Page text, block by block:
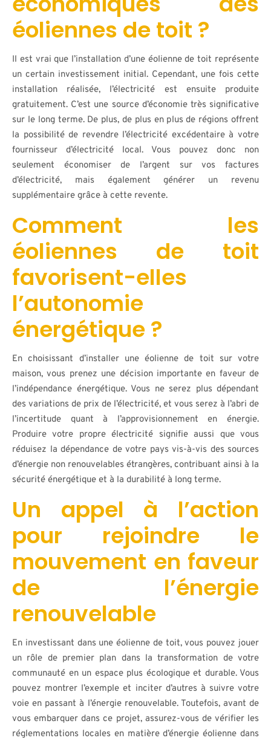
éoliennes de toit ?
Il est vrai que l’installation d’une éolienne de toit représente
un certain investissement initial. Cependant, une fois cette
installation réalisée, l’électricité est ensuite produite
gratuitement. C’est une source d’économie très significative
sur le long terme. De plus, de plus en plus de régions offrent
la possibilité de revendre l’électricité excédentaire à votre
fournisseur d’électricité local. Vous pouvez donc non
seulement économiser de l’argent sur vos factures
d’électricité, mais également générer un revenu
supplémentaire grâce à cette revente.
Comment les
éoliennes de toit
favorisent-elles
l’autonomie
énergétique ?
En choisissant d’installer une éolienne de toit sur votre
maison, vous prenez une décision importante en faveur de
l’indépendance énergétique. Vous ne serez plus dépendant
des variations de prix de l’électricité, et vous serez à l’abri de
l’incertitude quant à l’approvisionnement en énergie.
Produire votre propre électricité signifie aussi que vous
réduisez la dépendance de votre pays vis-à-vis des sources
d’énergie non renouvelables étrangères, contribuant ainsi à la
sécurité énergétique et à la durabilité à long terme.
Un appel à l’action
pour rejoindre le
mouvement en faveur
de l’énergie
renouvelable
En investissant dans une éolienne de toit, vous pouvez jouer
un rôle de premier plan dans la transformation de votre
communauté en un espace plus écologique et durable. Vous
pouvez montrer l’exemple et inciter d’autres à suivre votre
voie en passant à l’énergie renouvelable. Toutefois, avant de
vous embarquer dans ce projet, assurez-vous de vérifier les
réglementations locales en matière d’énergie éolienne dans